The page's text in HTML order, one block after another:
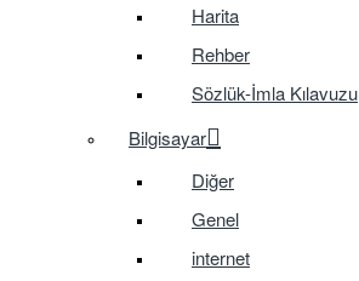
Harita
Rehber
Sözlük-İmla Kılavuzu
Bilgisayar
Diğer
Genel
internet